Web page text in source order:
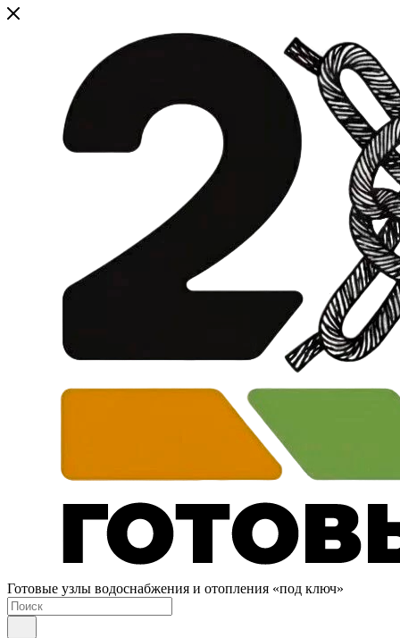
Готовые узлы водоснабжения и отопления «под ключ»